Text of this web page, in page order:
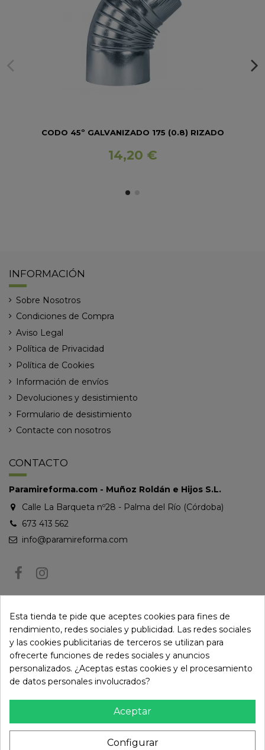
CODO 45º GALVANIZADO 175 (0.8) RIZADO
14,20 €
INFORMACIÓN
Sobre Nosotros
Condiciones de Compra
Aviso Legal
Política de Privacidad
Política de Cookies
Información de envíos
Devoluciones y desistimiento
Formulario de desistimiento
Contacte con nosotros
CONTACTO
Paramireforma.com - Muñoz Roldán e Hijos S.L.
Calle La Barqueta nº28 - Palma del Río (Córdoba)
673 413 562
info@paramireforma.com
Puede darse de baja en cualquier momento. Para ello, consulte nuestra
información de contacto en el aviso legal.
Esta tienda te pide que aceptes cookies para fines de
rendimiento, redes sociales y publicidad. Las redes sociales
y las cookies publicitarias de terceros se utilizan para
ofrecerte funciones de redes sociales y anuncios
personalizados. ¿Aceptas estas cookies y el procesamiento
de datos personales involucrados?
Aceptar
Configurar